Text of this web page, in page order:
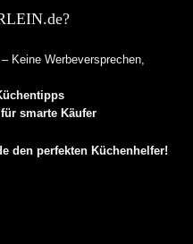
– Keine Werbeversprechen,
smarte Käufer
den perfekten Küchenhelfer!